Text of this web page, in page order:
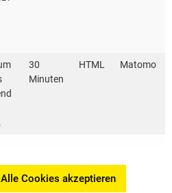
KLIMASCHUTZ
Check Kommunaler
Wir freuen uns
Quick-Checks für
zur Verfügung.
30
Minuten
HTML Matomo
Alle Cookies akzeptieren